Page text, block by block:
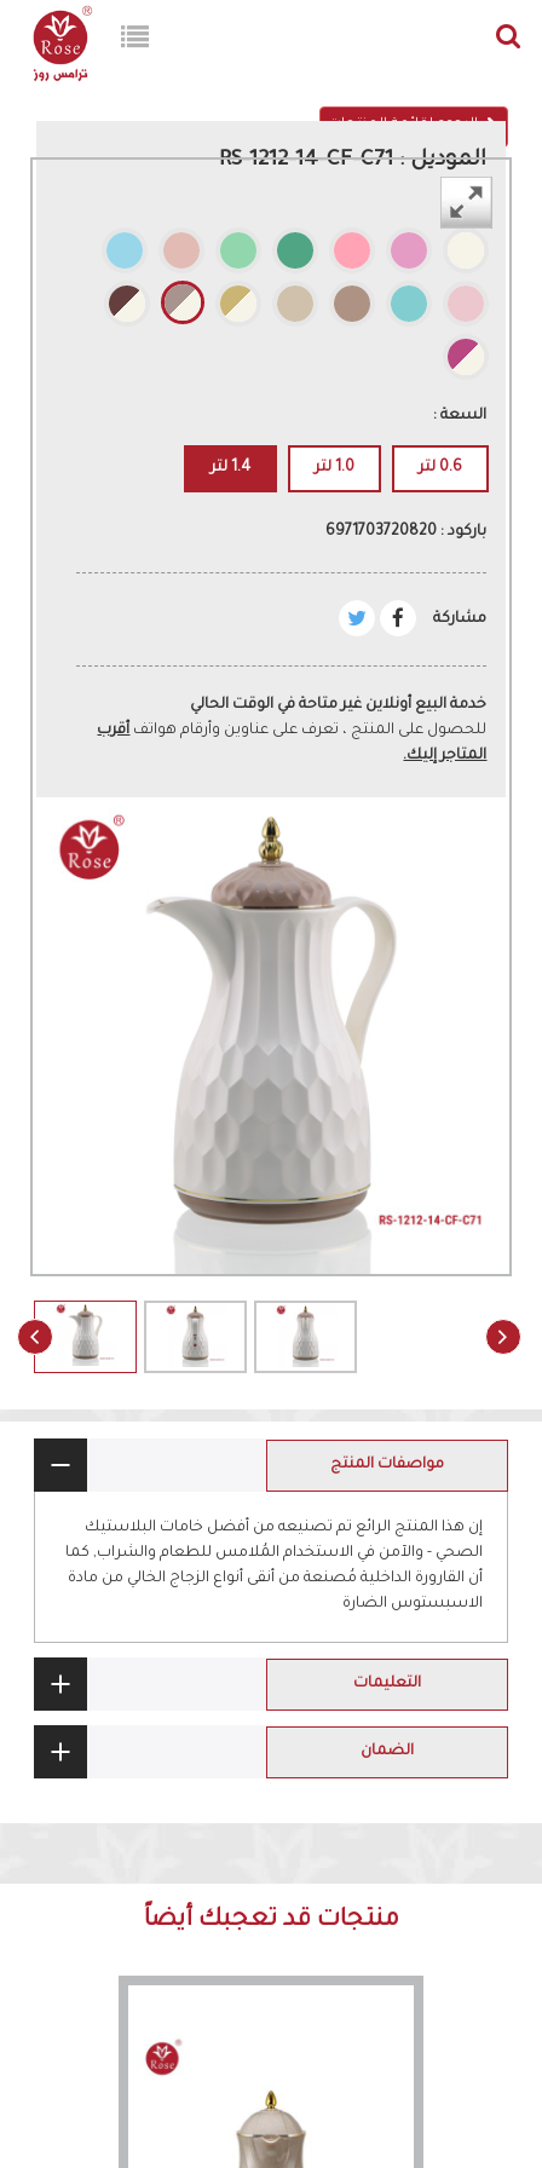
الرجوع لقائمة المنتجات
الموديل : RS-1212-14-CF-C71
اللون :
السعة :
0.6 لتر 1.0 لتر 1.4 لتر
باركود : 6971703720820
مشاركة
خدمة البيع أونلاين غير متاحة في الوقت الحالي
للحصول على المنتج ، تعرف على عناوين وأرقام هواتفأقرب
المتاجر إليك.
مواصفات المنتج
إن هذا المنتج الرائع تم تصنيعه من أفضل خامات البلاستيك
الصحي - والآمن في الاستخدام المُلامس للطعام والشراب, كما
أن القارورة الداخلية مُصنعة من أنقى أنواع الزجاج الخالي من مادة
الاسبستوس الضارة
التعليمات
الضمان
منتجات قد تعجبك أيضاً